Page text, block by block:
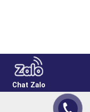
Chat Zalo